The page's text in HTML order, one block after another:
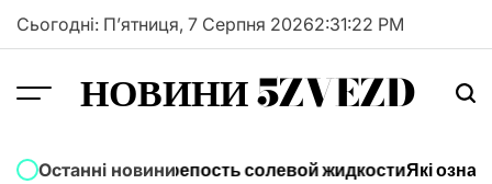
Перейти
Сьогодні: П’ятниця, 7 Серпня 20262:31:22 PM
НОВИНИ 5ZVEZD
Останні новини
Как выбрать крепость солевой жидкостиЯкі